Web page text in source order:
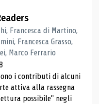
Francesca di Martino,
Francesca Grasso,
Marco Ferrario
i contributi di alcuni
attiva alla rassegna
possibile" negli